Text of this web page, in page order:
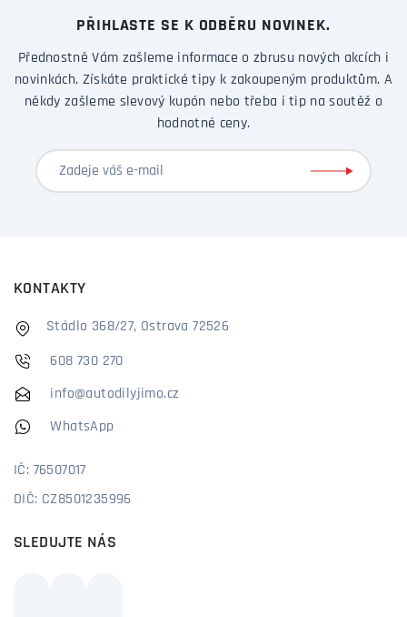
PŘIHLASTE SE K ODBĚRU NOVINEK.
Přednostně Vám zašleme informace o zbrusu nových akcích i
novinkách. Získáte praktické tipy k zakoupeným produktům. A
někdy zašleme slevový kupón nebo třeba i tip na soutěž o
hodnotné ceny.
KONTAKTY
Stádlo 368/27, Ostrava 72526
608 730 270
info@autodilyjimo.cz
WhatsApp
IČ: 76507017
DIČ: CZ8501235996
SLEDUJTE NÁS